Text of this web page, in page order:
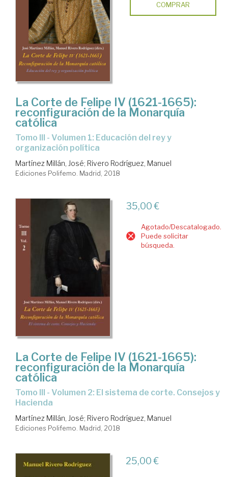
COMPRAR
La Corte de Felipe IV (1621-1665):
reconfiguración de la Monarquía
católica
Tomo III - Volumen 1: Educación del rey y
organización política
Martínez Millán, José; Rivero Rodríguez, Manuel
Ediciones Polifemo. Madrid, 2018
35,00 €
Agotado/Descatalogado.
Puede solicitar
búsqueda.
La Corte de Felipe IV (1621-1665):
reconfiguración de la Monarquía
católica
Tomo III - Volumen 2: El sistema de corte. Consejos y
Hacienda
Martínez Millán, José; Rivero Rodríguez, Manuel
Ediciones Polifemo. Madrid, 2018
25,00 €